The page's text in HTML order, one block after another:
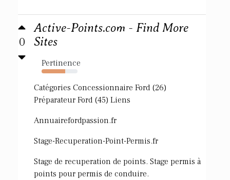
0
Active-Points.com - Find More
Sites
Pertinence
66%
Catégories Concessionnaire Ford (26)
Préparateur Ford (45) Liens
Annuairefordpassion.fr
Stage-Recuperation-Point-Permis.fr
Stage de recuperation de points. Stage permis à
points pour permis de conduire.